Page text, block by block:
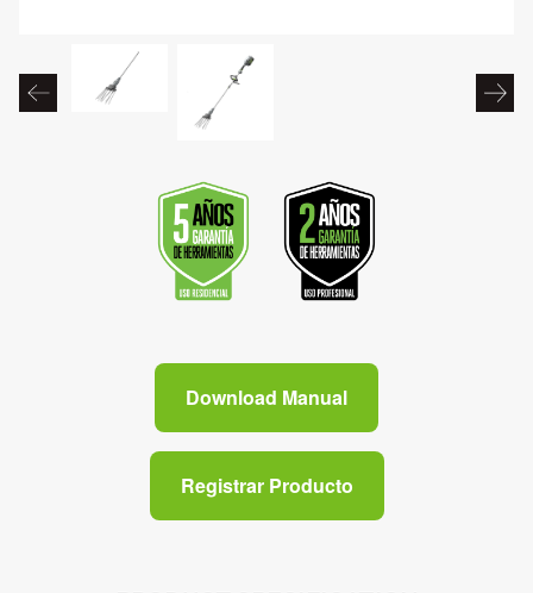
Download Manual
Registrar Producto